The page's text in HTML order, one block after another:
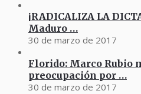
¡RADICALIZA LA
Maduro …
30 de marzo de 2017
Florido: Marco Rubio
preocupación por …
30 de marzo de 2017